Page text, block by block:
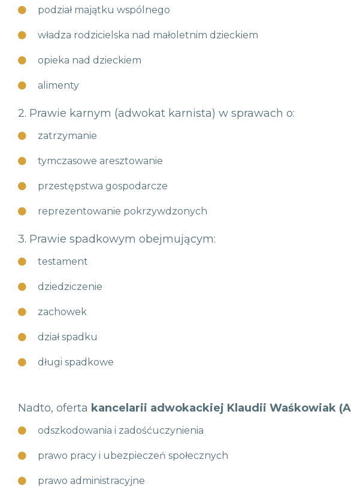
podział majątku wspólnego
władza rodzicielska nad małoletnim dzieckiem
opieka nad dzieckiem
alimenty
2. Prawie karnym (adwokat karnista) w sprawach o:
zatrzymanie
tymczasowe aresztowanie
przestępstwa gospodarcze
reprezentowanie pokrzywdzonych
3. Prawie spadkowym obejmującym:
testament
dziedziczenie
zachowek
dział spadku
długi spadkowe
Nadto, oferta kancelarii adwokackiej Klaudii Waśkowiak
odszkodowania i zadośćuczynienia
prawo pracy i ubezpieczeń społecznych
prawo administracyjne